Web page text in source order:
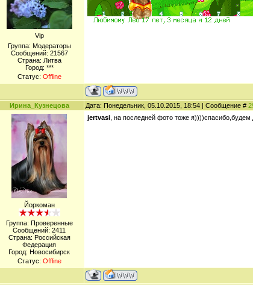
Viр
Группа: Модераторы
Сообщений: 21567
Страна: Литва
Город: ***
Статус: Offline
Ирина_Кузнецова Дата: Понедельник, 05.10.2015, 18:54 | Сообщение #
Йоркоман
Группа: Проверенные
Сообщений: 2411
Страна: Российская
Федерация
Город: Новосибирск
Статус: Offline
jertvasi , на последней фото тоже